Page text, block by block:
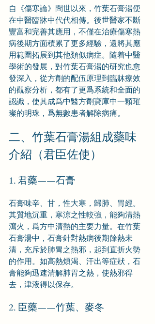
自《傷寒論》問世以來，竹葉石膏湯便
在中醫臨牀中代代相傳。後世醫家不斷
豐富和完善其應用，不僅在治療傷寒熱
病後期方面積累了更多經驗，還將其應
用範圍拓展到其他類似病症。隨着中醫
學術的發展，對竹葉石膏湯的研究也愈
發深入，從方劑的配伍原理到臨牀療效
的觀察分析，都有了更爲系統和全面的
認識，使其成爲中醫方劑寶庫中一顆璀
璨的明珠，爲無數患者解除病痛。
二、竹葉石膏湯組成藥味
介紹（君臣佐使）
1. 君藥——石膏
石膏味辛、甘，性大寒，歸肺、胃經。
其質地沉重，寒涼之性較強，能夠清熱
瀉火，爲方中清熱的主要力量。在竹葉
石膏湯中，石膏針對熱病後期餘熱未
清，充斥於肺胃之熱邪，起到直折火勢
的作用。如高熱煩渴、汗出等症狀，石
膏能夠迅速清解肺胃之熱，使熱邪得
去，津液得以保存。
2. 臣藥——竹葉、麥冬